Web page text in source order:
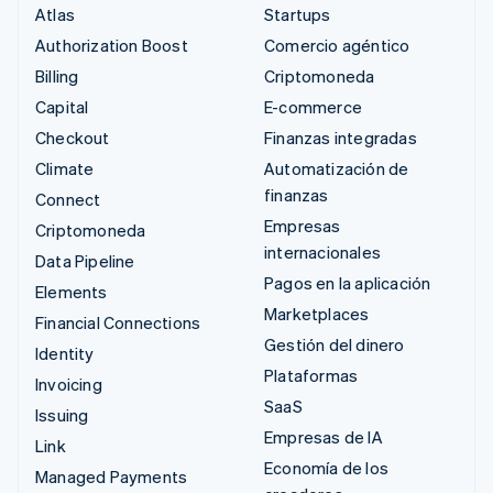
Atlas
Authorization Boost
Billing
Capital
Checkout
Climate
Connect
Criptomoneda
Data Pipeline
Elements
Financial Connections
Identity
Invoicing
Issuing
Link
Managed Payments
Startups
Comercio agéntico
Criptomoneda
E-commerce
Finanzas integradas
Automatización de
finanzas
Empresas
internacionales
Pagos en la aplicación
Marketplaces
Gestión del dinero
Plataformas
SaaS
Empresas de IA
Economía de los